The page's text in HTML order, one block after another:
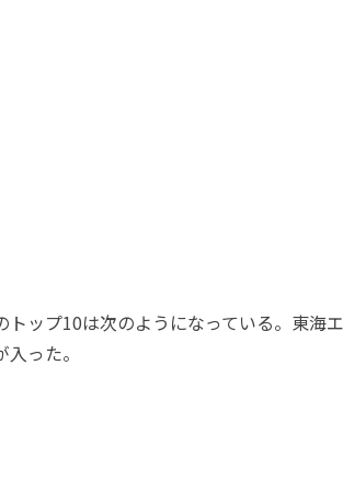
トップ10は次のようになっている。東海
った。